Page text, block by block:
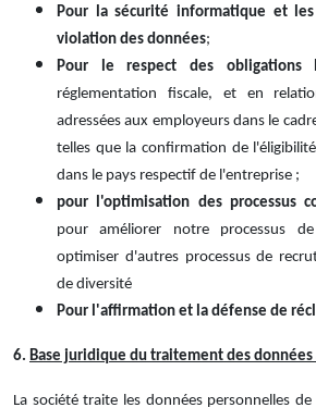
Pour la sécurité informatique et
violation des données;
Pour le respect des obligations
réglementation fiscale, et en
adressées aux employeurs dans le
telles que la confirmation de
dans le pays respectif de l'entreprise ;
pour l'optimisation des processus
pour améliorer notre processus
optimiser d'autres processus de
de diversité
Pour l'affirmation et la défense de
6. Base juridique du traitement des données
La société traite les données personnelles